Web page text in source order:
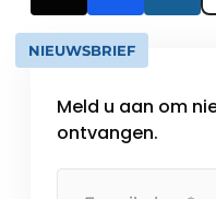
NIEUWSBRIEF
Meld u aan om
ontvangen.